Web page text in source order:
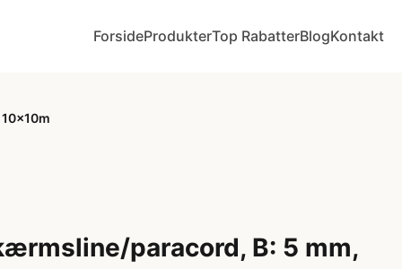
ForsideProdukterTop RabatterBlogKontakt
paracord, B: 5 mm,